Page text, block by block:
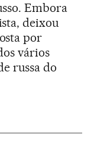
Embora
deixou
por
vários
russa do